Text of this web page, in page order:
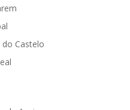
do Castelo